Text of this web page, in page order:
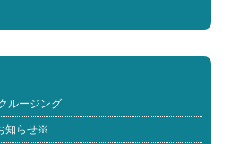
ルージング
知らせ※